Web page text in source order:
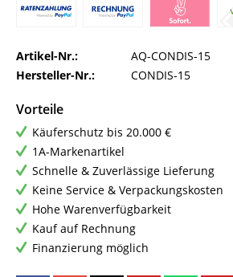
Artikel-Nr.:
AQ-CONDIS-15
Hersteller-Nr.:
CONDIS-15
Vorteile
Käuferschutz bis 20.000 €
1A-Markenartikel
Schnelle & Zuverlässige Lieferung
Keine Service & Verpackungskosten
Hohe Warenverfügbarkeit
Kauf auf Rechnung
Finanzierung möglich